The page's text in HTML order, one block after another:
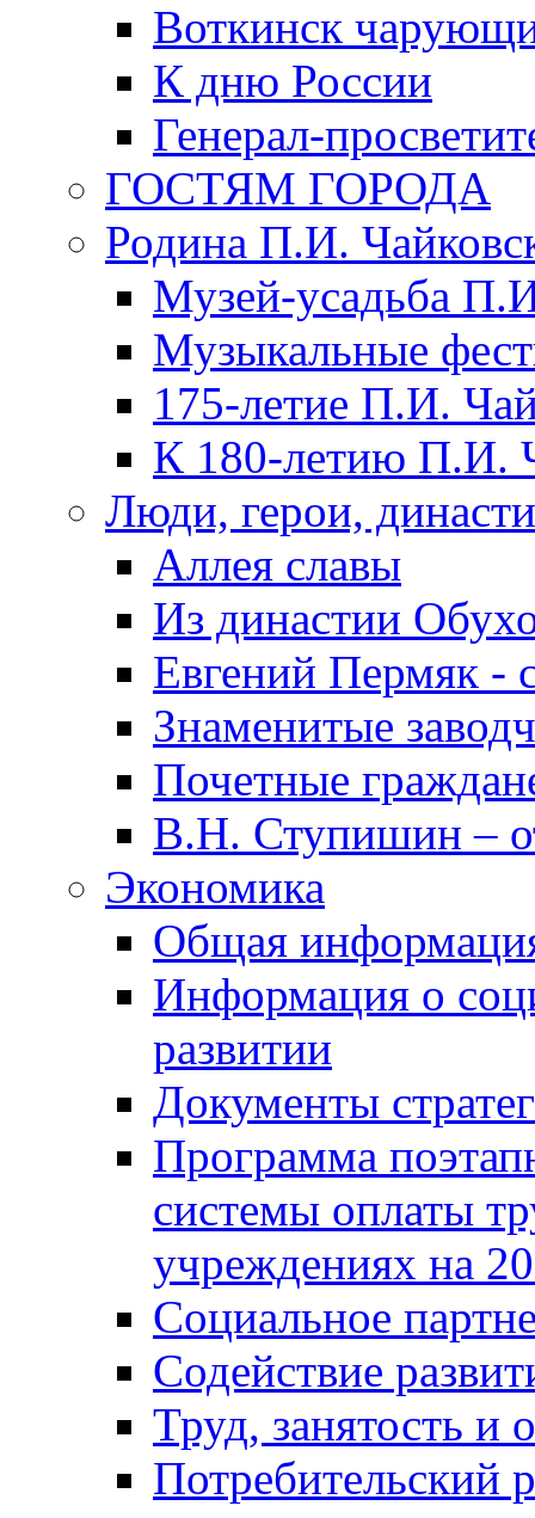
Воткинск
К дню России
Генерал-
ГОСТЯМ ГОРОДА
Родина П.И.
Музей-усадьба
Музыкальные
175-летие П.И.
К 180-летию П.И.
Люди, герои,
Аллея славы
Из династии
Евгений Пермяк -
Знаменитые
Почетные
В.Н. Ступишин –
Экономика
Общая
Информация о
развитии
Документы
Программа
системы оплаты
учреждениях на
Социальное
Содействие
Труд, занятость и
Потребительский